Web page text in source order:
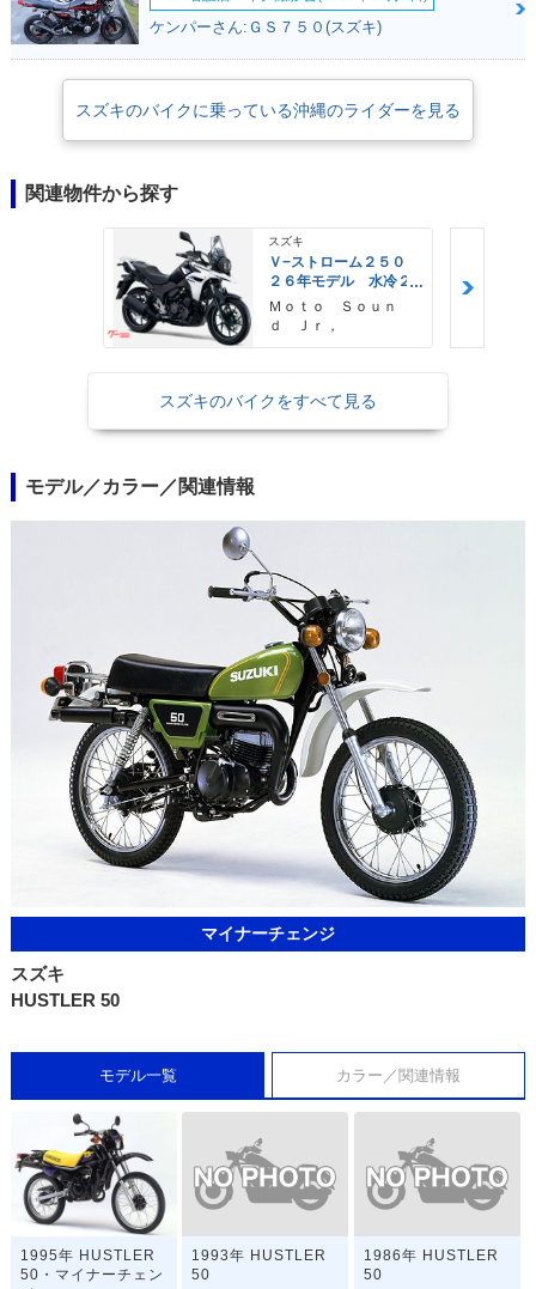
ケンパーさん:ＧＳ７５０(スズキ)
スズキのバイクに乗っている沖縄のライダーを見る
関連物件から探す
スズキ
Ｖ−ストローム２５０
２６年モデル 水冷２
気筒エンジン ＬＥＤ
ヘッドライト標準装備
Ｍｏｔｏ Ｓｏｕｎ
ｄ Ｊｒ，
スズキのバイクをすべて見る
モデル／カラー／関連情報
マイナーチェンジ
スズキ
HUSTLER 50
モデル一覧 カラー／関連情報
1995年 HUSTLER
50・マイナーチェン
1993年 HUSTLER
50
1986年 HUSTLER
50